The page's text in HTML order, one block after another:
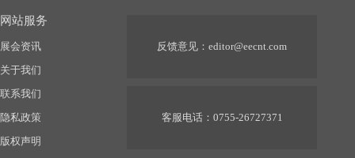
网站服务
展会资讯
关于我们
联系我们
隐私政策
版权声明
反馈意见： editor@eecnt.com
客服电话：0755-26727371